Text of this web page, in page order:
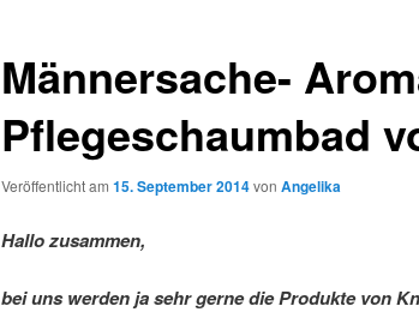
Männersache-
Pflegeschaumbad
Veröffentlicht am 15. September 2014von Angelika
Hallo zusammen,
bei uns werden ja sehr gerne die Produkte von